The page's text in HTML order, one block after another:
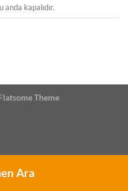
kapalıdır.
Theme
Ara